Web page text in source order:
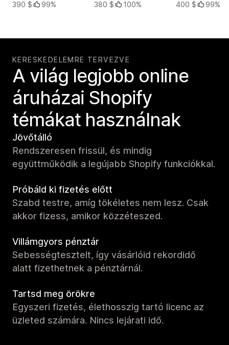
390 $
99%
380 $
100%
400 $
99%
KERESKEDELEMRE TERVEZVE
A világ legjobb online
áruházai Shopify
témákat használnak
Jövőtálló
Rendszeresen frissül, és mindig
együttműködik a legújabb Shopify funkciókkal.
Próbáld ki fizetés előtt
Szabd testre, amíg tökéletes nem lesz. Csak
akkor fizess, amikor közzéteszed.
Villámgyors pénztár
Sebességtesztelt, így vásárlóid rekordidő
alatt fizethetnek a pénztárnál.
Tartsd meg örökre
Egyszeri fizetés, élethosszig tartó licenc az
üzleted számára. Nincs lejárati idő.